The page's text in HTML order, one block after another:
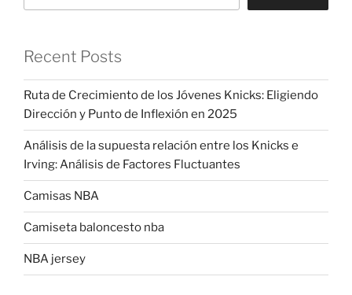
Recent Posts
Ruta de Crecimiento de los Jóvenes Knicks: Eligiendo
Dirección y Punto de Inflexión en 2025
Análisis de la supuesta relación entre los Knicks e
Irving: Análisis de Factores Fluctuantes
Camisas NBA
Camiseta baloncesto nba
NBA jersey